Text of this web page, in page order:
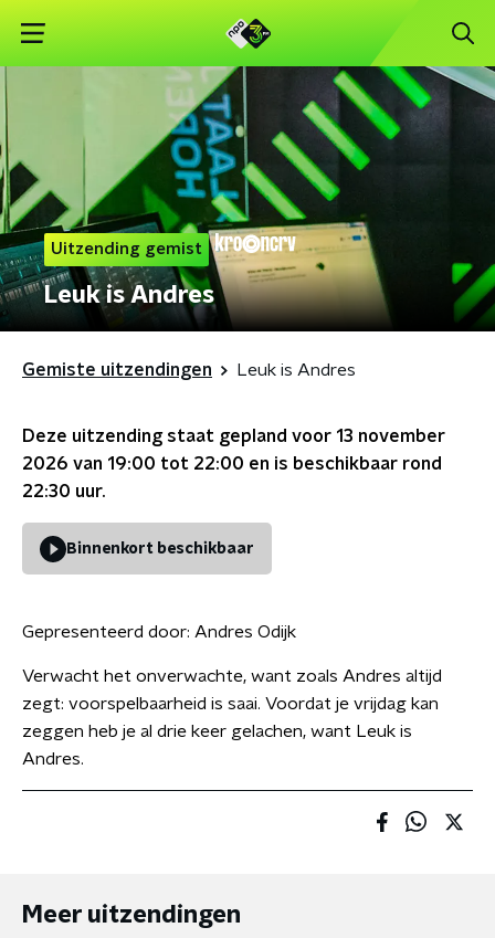
Uitzending gemist
Leuk is Andres
Gemiste uitzendingen Leuk is Andres
Deze uitzending staat gepland voor 13 november
2026 van 19:00 tot 22:00 en is beschikbaar rond
22:30 uur.
Binnenkort beschikbaar
Gepresenteerd door: Andres Odijk
Verwacht het onverwachte, want zoals Andres altijd
zegt: voorspelbaarheid is saai. Voordat je vrijdag kan
zeggen heb je al drie keer gelachen, want Leuk is
Andres.
Meer uitzendingen